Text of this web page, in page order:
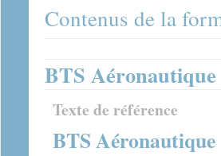
Contenus de la
BTS Aéronautique
Texte de référence
BTS Aéronautique